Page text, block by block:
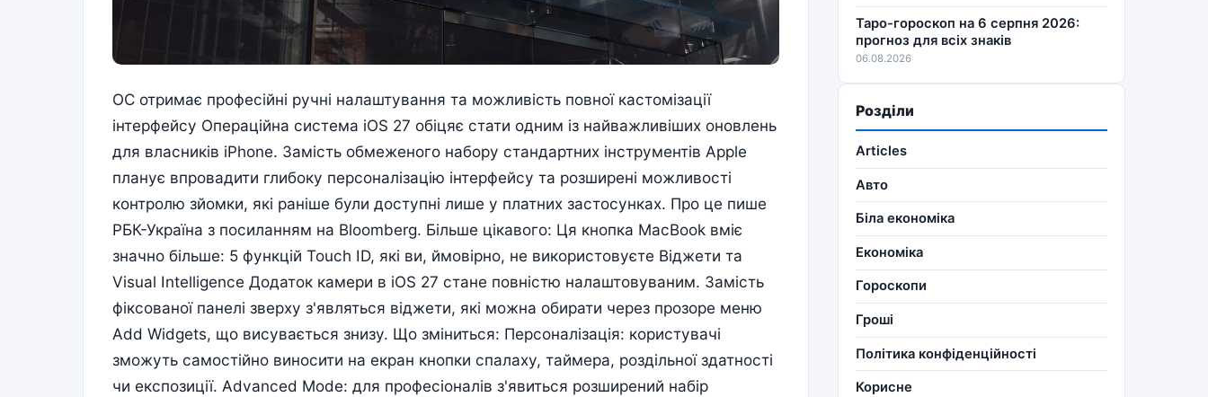
ОС отримає професійні ручні налаштування та можливість повної кастомізації
інтерфейсу Операційна система iOS 27 обіцяє стати одним із найважливіших оновлень
для власників iPhone. Замість обмеженого набору стандартних інструментів Apple
планує впровадити глибоку персоналізацію інтерфейсу та розширені можливості
контролю зйомки, які раніше були доступні лише у платних застосунках. Про це пише
РБК-Україна з посиланням на Bloomberg. Більше цікавого: Ця кнопка MacBook вміє
значно більше: 5 функцій Touch ID, які ви, ймовірно, не використовуєте Віджети та
Visual Intelligence Додаток камери в iOS 27 стане повністю налаштовуваним. Замість
фіксованої панелі зверху з'являться віджети, які можна обирати через прозоре меню
Add Widgets, що висувається знизу. Що зміниться: Персоналізація: користувачі
зможуть самостійно виносити на екран кнопки спалаху, таймера, роздільної здатності
чи експозиції. Advanced Mode: для професіоналів з'явиться розширений набір
Таро-гороскоп на 6 серпня 2026:
прогноз для всіх знаків
06.08.2026
Розділи
Articles
Авто
Біла економіка
Економіка
Гороскопи
Гроші
Політика конфіденційності
Корисне